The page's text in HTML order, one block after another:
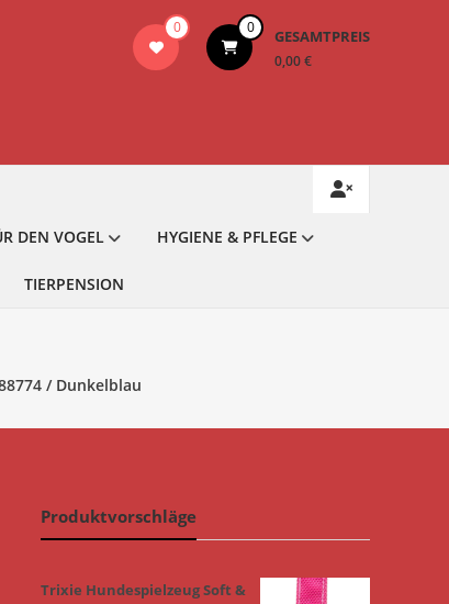
0 0 GESAMTPREIS
0,00 €
DEN VOGEL HYGIENE & PFLEGE
TIERPENSION
/ Dunkelblau
Produktvorschläge
Trixie Hundespielzeug Soft &